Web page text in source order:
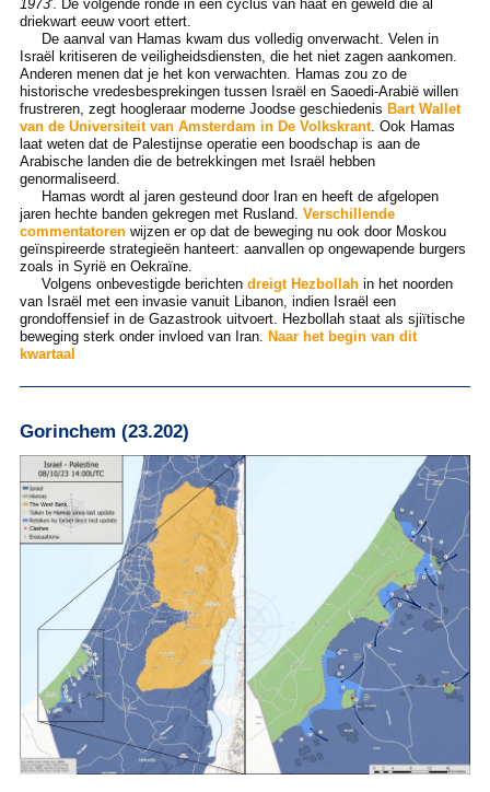
1973'. De volgende ronde in een cyclus van haat en geweld die al
driekwart eeuw voort ettert.
De aanval van Hamas kwam dus volledig onverwacht. Velen in
Israël kritiseren de veiligheidsdiensten, die het niet zagen aankomen.
Anderen menen dat je het kon verwachten. Hamas zou zo de
historische vredesbesprekingen tussen Israël en Saoedi-Arabië willen
frustreren, zegt hoogleraar moderne Joodse geschiedenis Bart Wallet
van de Universiteit van Amsterdam in De Volkskrant. Ook Hamas
laat weten dat de Palestijnse operatie een boodschap is aan de
Arabische landen die de betrekkingen met Israël hebben
genormaliseerd.
Hamas wordt al jaren gesteund door Iran en heeft de afgelopen
jaren hechte banden gekregen met Rusland. Verschillende
commentatorenwijzen er op dat de beweging nu ook door Moskou
geïnspireerde strategieën hanteert: aanvallen op ongewapende burgers
zoals in Syrië en Oekraïne.
Volgens onbevestigde berichten dreigt Hezbollahin het noorden
van Israël met een invasie vanuit Libanon, indien Israël een
grondoffensief in de Gazastrook uitvoert. Hezbollah staat als sjiïtische
beweging sterk onder invloed van Iran. Naar het begin van dit
kwartaal
Gorinchem (23.202)